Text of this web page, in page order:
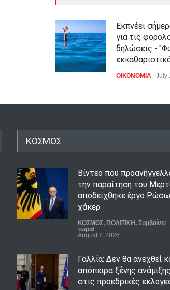
Εκπνέει
για τις
δηλώσεις -
ΟΙΚΟΝΟΜΙΑ July
ΚΟΣΜΟΣ
Βίντεο που
την παραίτηση του
αποδείχθηκε έργο
χάκερ
ΚΟΣΜΟΣ, ΠΟΛΙΤΙΚΗ , Συμβαίνει
τώρα!
August 7, 2026
Γαλλία: Δεν θα ανεχθεί
απόπειρα ξένης ανάμιξης
στις προεδρικές